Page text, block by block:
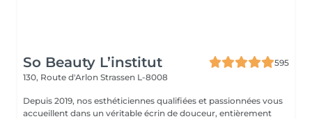
So Beauty L’institut
595
130, Route d'Arlon Strassen L-8008
Depuis 2019, nos esthéticiennes qualifiées et passionnées vous
accueillent dans un véritable écrin de douceur, entièrement